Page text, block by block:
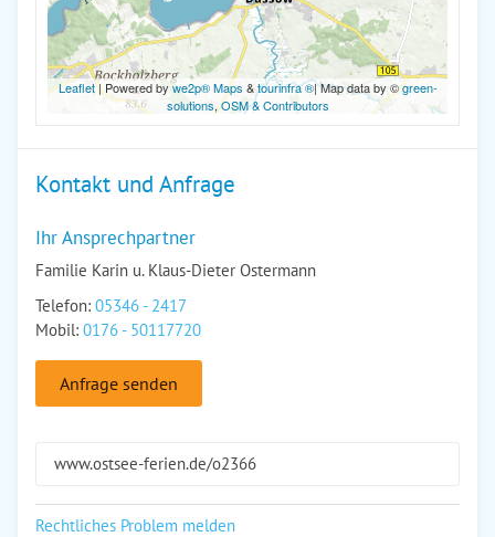
Leaflet| Powered bywe2p® Maps &tourinfra ®| Map data by ©green-
solutions,OSM & Contributors
Kontakt und Anfrage
Ihr Ansprechpartner
Familie Karin u. Klaus-Dieter Ostermann
Telefon: 05346 - 2417
Mobil: 0176 - 50117720
Anfrage senden
www.ostsee-ferien.de/o2366
Rechtliches Problem melden